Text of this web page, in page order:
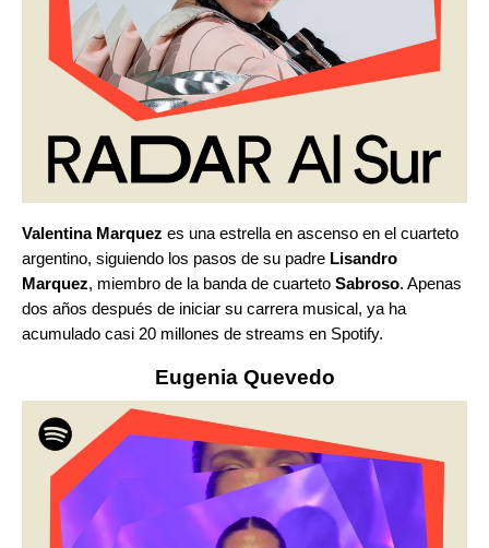
Valentina Marquez es una estrella en ascenso en el cuarteto
argentino, siguiendo los pasos de su padre Lisandro
Marquez, miembro de la banda de cuarteto Sabroso. Apenas
dos años después de iniciar su carrera musical, ya ha
acumulado casi 20 millones de streams en Spotify.
Eugenia Quevedo